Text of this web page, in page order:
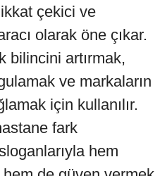
çekici ve
olarak öne çıkar.
bilincini artırmak,
ve markaların
için kullanılır.
fark
hem